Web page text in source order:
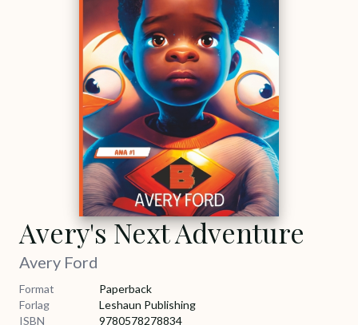
Avery's Next Adventure
Avery Ford
Format
Paperback
Forlag
Leshaun Publishing
ISBN
9780578278834